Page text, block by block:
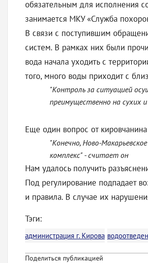
обязательным для исполнения
занимается МКУ «Служба
В связи с поступившим
систем. В рамках них были
вода начала уходить с
того, много воды приходит с
"Контроль за ситуацией
преимущественно на сухих
Еще один вопрос от
"Конечно, Ново-
комплекс" - считает он
Нам удалось получить
Под регулирование подпадает
и правила. В случае их
Тэги:
администрация г. Кирова
Поделиться публикацией